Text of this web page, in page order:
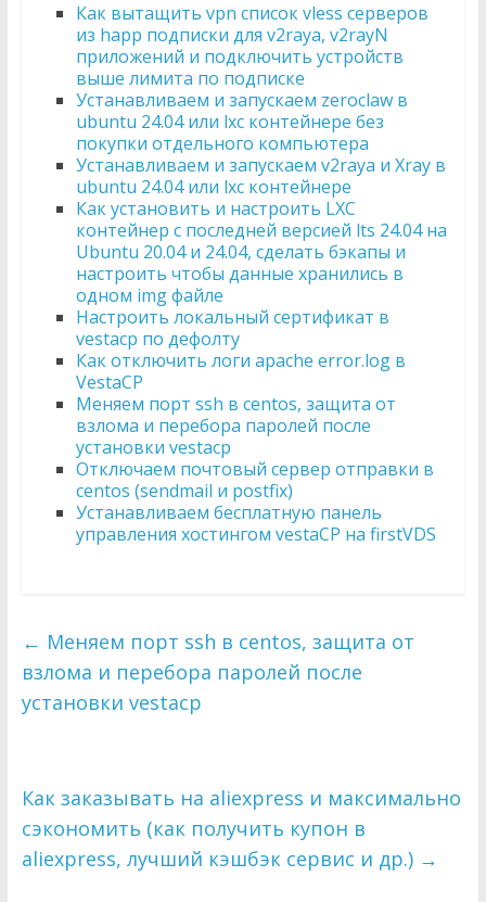
Как вытащить vpn список vless серверов
из happ подписки для v2raya, v2rayN
приложений и подключить устройств
выше лимита по подписке
Устанавливаем и запускаем zeroclaw в
ubuntu 24.04 или lxc контейнере без
покупки отдельного компьютера
Устанавливаем и запускаем v2raya и Xray в
ubuntu 24.04 или lxc контейнере
Как установить и настроить LXC
контейнер с последней версией lts 24.04 на
Ubuntu 20.04 и 24.04, сделать бэкапы и
настроить чтобы данные хранились в
одном img файле
Настроить локальный сертификат в
vestacp по дефолту
Как отключить логи apache error.log в
VestaCP
Меняем порт ssh в centos, защита от
взлома и перебора паролей после
установки vestacp
Отключаем почтовый сервер отправки в
centos (sendmail и postfix)
Устанавливаем бесплатную панель
управления хостингом vestaCP на firstVDS
← Меняем порт ssh в centos, защита от
взлома и перебора паролей после
установки vestacp
Как заказывать на aliexpress и максимально
сэкономить (как получить купон в
aliexpress, лучший кэшбэк сервис и др.) →